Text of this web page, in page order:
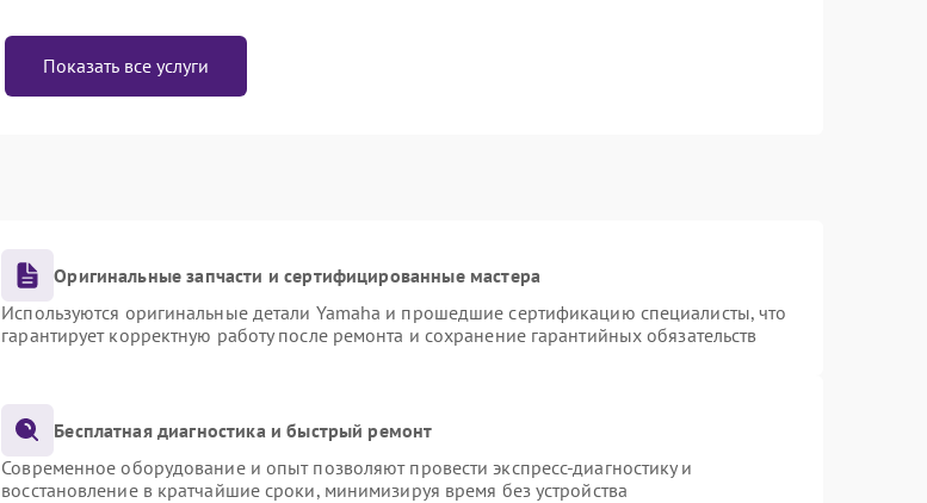
Показать все услуги
Оригинальные запчасти и сертифицированные мастера
Используются оригинальные детали Yamaha и прошедшие сертификацию специалисты, что
гарантирует корректную работу после ремонта и сохранение гарантийных обязательств
Бесплатная диагностика и быстрый ремонт
Современное оборудование и опыт позволяют провести экспресс-диагностику и
восстановление в кратчайшие сроки, минимизируя время без устройства